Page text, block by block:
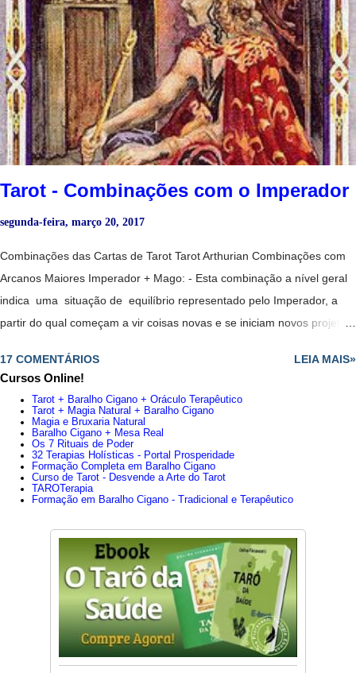
Inquietações. Lua + Sacerdotisa: - P erseguir o secreto e o oculto.
Sharman-Caselli Tarot - Clarividência. - Sentir uma grande solidão. -
Tristeza, falta de comunicação. - Introversão. - Uma pessoa
extremamente sensível, mas não manipula muito bem as suas
capacidades. - Amor platônico irrealizável. - Período de extrema
cautela, nada é o que parece. - Magia amorosa. - Ma terni...
Tarot - Combinações com o Imperador
segunda-feira, março 20, 2017
Combinações das Cartas de Tarot Tarot Arthurian Combinações com
Arcanos Maiores Imperador + Mago: - Esta combinação a nível geral
indica uma situação de equilíbrio representado pelo Imperador, a
partir do qual começam a vir coisas novas e se iniciam novos projetos,
anunciam que está em uma posição privilegiada e que têm
Aconselha confiar em uma pessoa jovem, mas determinado, cheio de
ideias. - Possibilidade de colaboração entre pai e filho. -
É aconselhável confiar em uma pessoa jovem, mas determinado,
cheio de ideias; - Possibilidade de colaboração entre pai e filho.
- Reuniões, contatos, tudo está em movimento e novidade, falam de
para empreender algo. - Possível início de um relacionamento sério.
Trabalho : -Sempre em m...
17 COMENTÁRIOS
LEIA MAIS»
Cursos Online!
Tarot + Baralho Cigano + Oráculo Terapêutico
Tarot + Magia Natural + Baralho Cigano
Magia e Bruxaria Natural
Baralho Cigano + Mesa Real
Os 7 Rituais de Poder
32 Terapias Holísticas - Portal Prosperidade
Formação Completa em Baralho Cigano
Curso de Tarot - Desvende a Arte do Tarot
TAROTerapia
Formação em Baralho Cigano - Tradicional e Terapêutico